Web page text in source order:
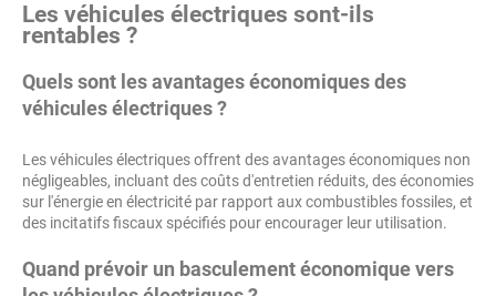
Les véhicules électriques sont-ils
rentables ?
Quels sont les avantages économiques des
véhicules électriques ?
Les véhicules électriques offrent des avantages économiques non
négligeables, incluant des coûts d'entretien réduits, des économies
sur l'énergie en électricité par rapport aux combustibles fossiles, et
des incitatifs fiscaux spécifiés pour encourager leur utilisation.
Quand prévoir un basculement économique vers